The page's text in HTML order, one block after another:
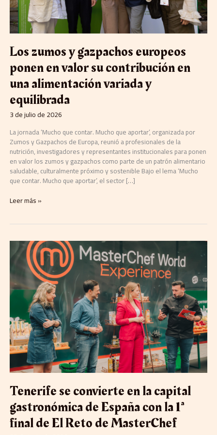
Los zumos y gazpachos europeos
ponen en valor su contribución en
una alimentación variada y
equilibrada
3 de julio de 2026
La jornada ‘Mucho que contar. Mucho que aportar’, organizada por
Zumos y Gazpachos de Europa, reunió a profesionales de la
nutrición, investigadores y representantes institucionales para ponen
en valor los zumos y gazpachos como parte de un patrón alimentario
saludable, culturalmente próximo y sostenible Bajo el lema ‘Mucho
que contar. Mucho que aportar’, el sector […]
en
una
alimentación
variada
equilibrada
Leer más »
Tenerife se convierte en la capital
gastronómica de España con la 1ª
final de El Reto de MasterChef
Tenerife
se
convierte
en
la
capital
gastronómica
de
España
con
la
1ª
de
Reto
de
MasterChef